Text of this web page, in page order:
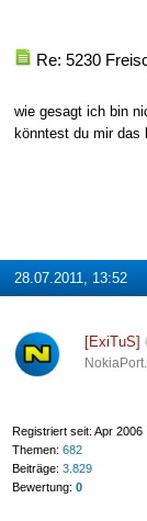
Re: 5230
wie gesagt ich bin
könntest du mir das
28.07.2011, 13:52
[ExiTuS]
Registriert seit: Apr 2006
Themen: 682
Beiträge: 3.829
Bewertung: 0